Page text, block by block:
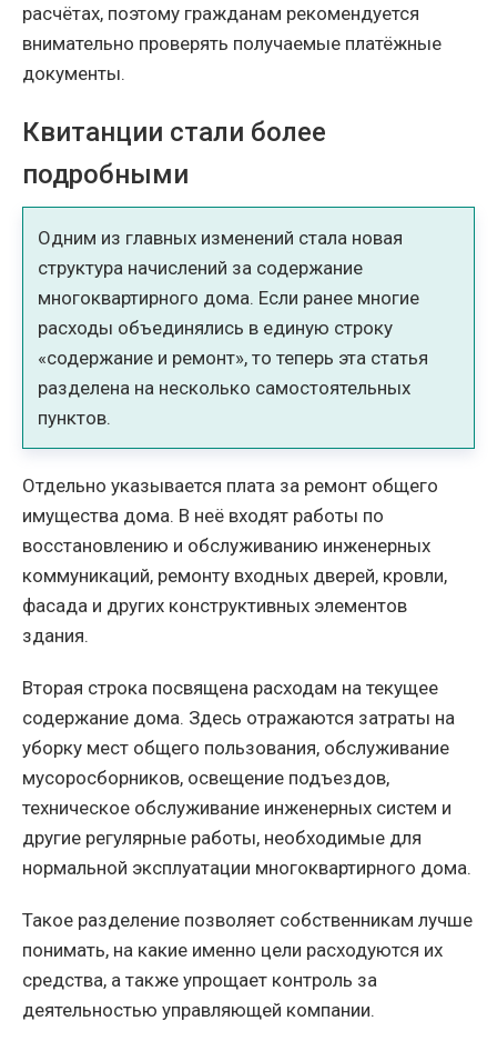
расчётах, поэтому гражданам рекомендуется
внимательно проверять получаемые платёжные
документы.
Квитанции стали более
подробными
Одним из главных изменений стала новая
структура начислений за содержание
многоквартирного дома. Если ранее многие
расходы объединялись в единую строку
«содержание и ремонт», то теперь эта статья
разделена на несколько самостоятельных
пунктов.
Отдельно указывается плата за ремонт общего
имущества дома. В неё входят работы по
восстановлению и обслуживанию инженерных
коммуникаций, ремонту входных дверей, кровли,
фасада и других конструктивных элементов
здания.
Вторая строка посвящена расходам на текущее
содержание дома. Здесь отражаются затраты на
уборку мест общего пользования, обслуживание
мусоросборников, освещение подъездов,
техническое обслуживание инженерных систем и
другие регулярные работы, необходимые для
нормальной эксплуатации многоквартирного дома.
Такое разделение позволяет собственникам лучше
понимать, на какие именно цели расходуются их
средства, а также упрощает контроль за
деятельностью управляющей компании.